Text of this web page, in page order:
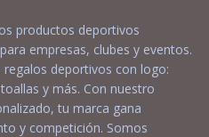
productos deportivos
empresas, clubes y eventos.
deportivos con logo:
y más. Con nuestro
tu marca gana
y competición. Somos